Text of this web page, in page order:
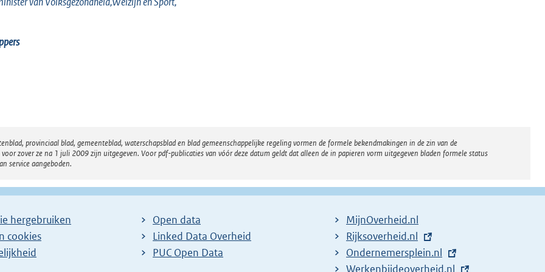
provinciaal blad, gemeenteblad, waterschapsblad en blad gemeenschappelijke regeling vormen de formele bekendmakingen in de zin van de
zover ze na 1 juli 2009 zijn uitgegeven. Voor pdf-publicaties van vóór deze datum geldt dat alleen de in papieren vorm uitgegeven bladen formele status
service aangeboden.
hergebruiken
cookies
Open data
Linked Data Overheid
PUC Open Data
MijnOverheid.nl
E
x
t
Rijksoverheid.nl
E
x
Ondernemersplein.nl
E
Werkenbijdeoverheid.nl